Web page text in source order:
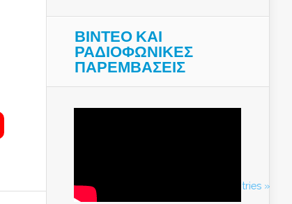
Next Entries »
ΒΙΝΤΕΟ ΚΑΙ
ΡΑΔΙΟΦΩΝΙΚΕΣ
ΠΑΡΕΜΒΑΣΕΙΣ